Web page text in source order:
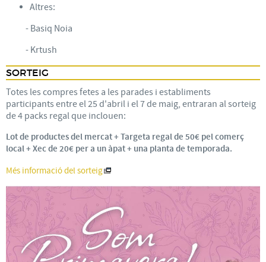
Altres:
- Basiq Noia
- Krtush
SORTEIG
Totes les compres fetes a les parades i establiments
participants entre el 25 d'abril i el 7 de maig, entraran al sorteig
de 4 packs regal que inclouen:
Lot de productes del mercat + Targeta regal de 50€ pel comerç
local + Xec de 20€ per a un àpat + una planta de temporada.
Més informació del sorteig